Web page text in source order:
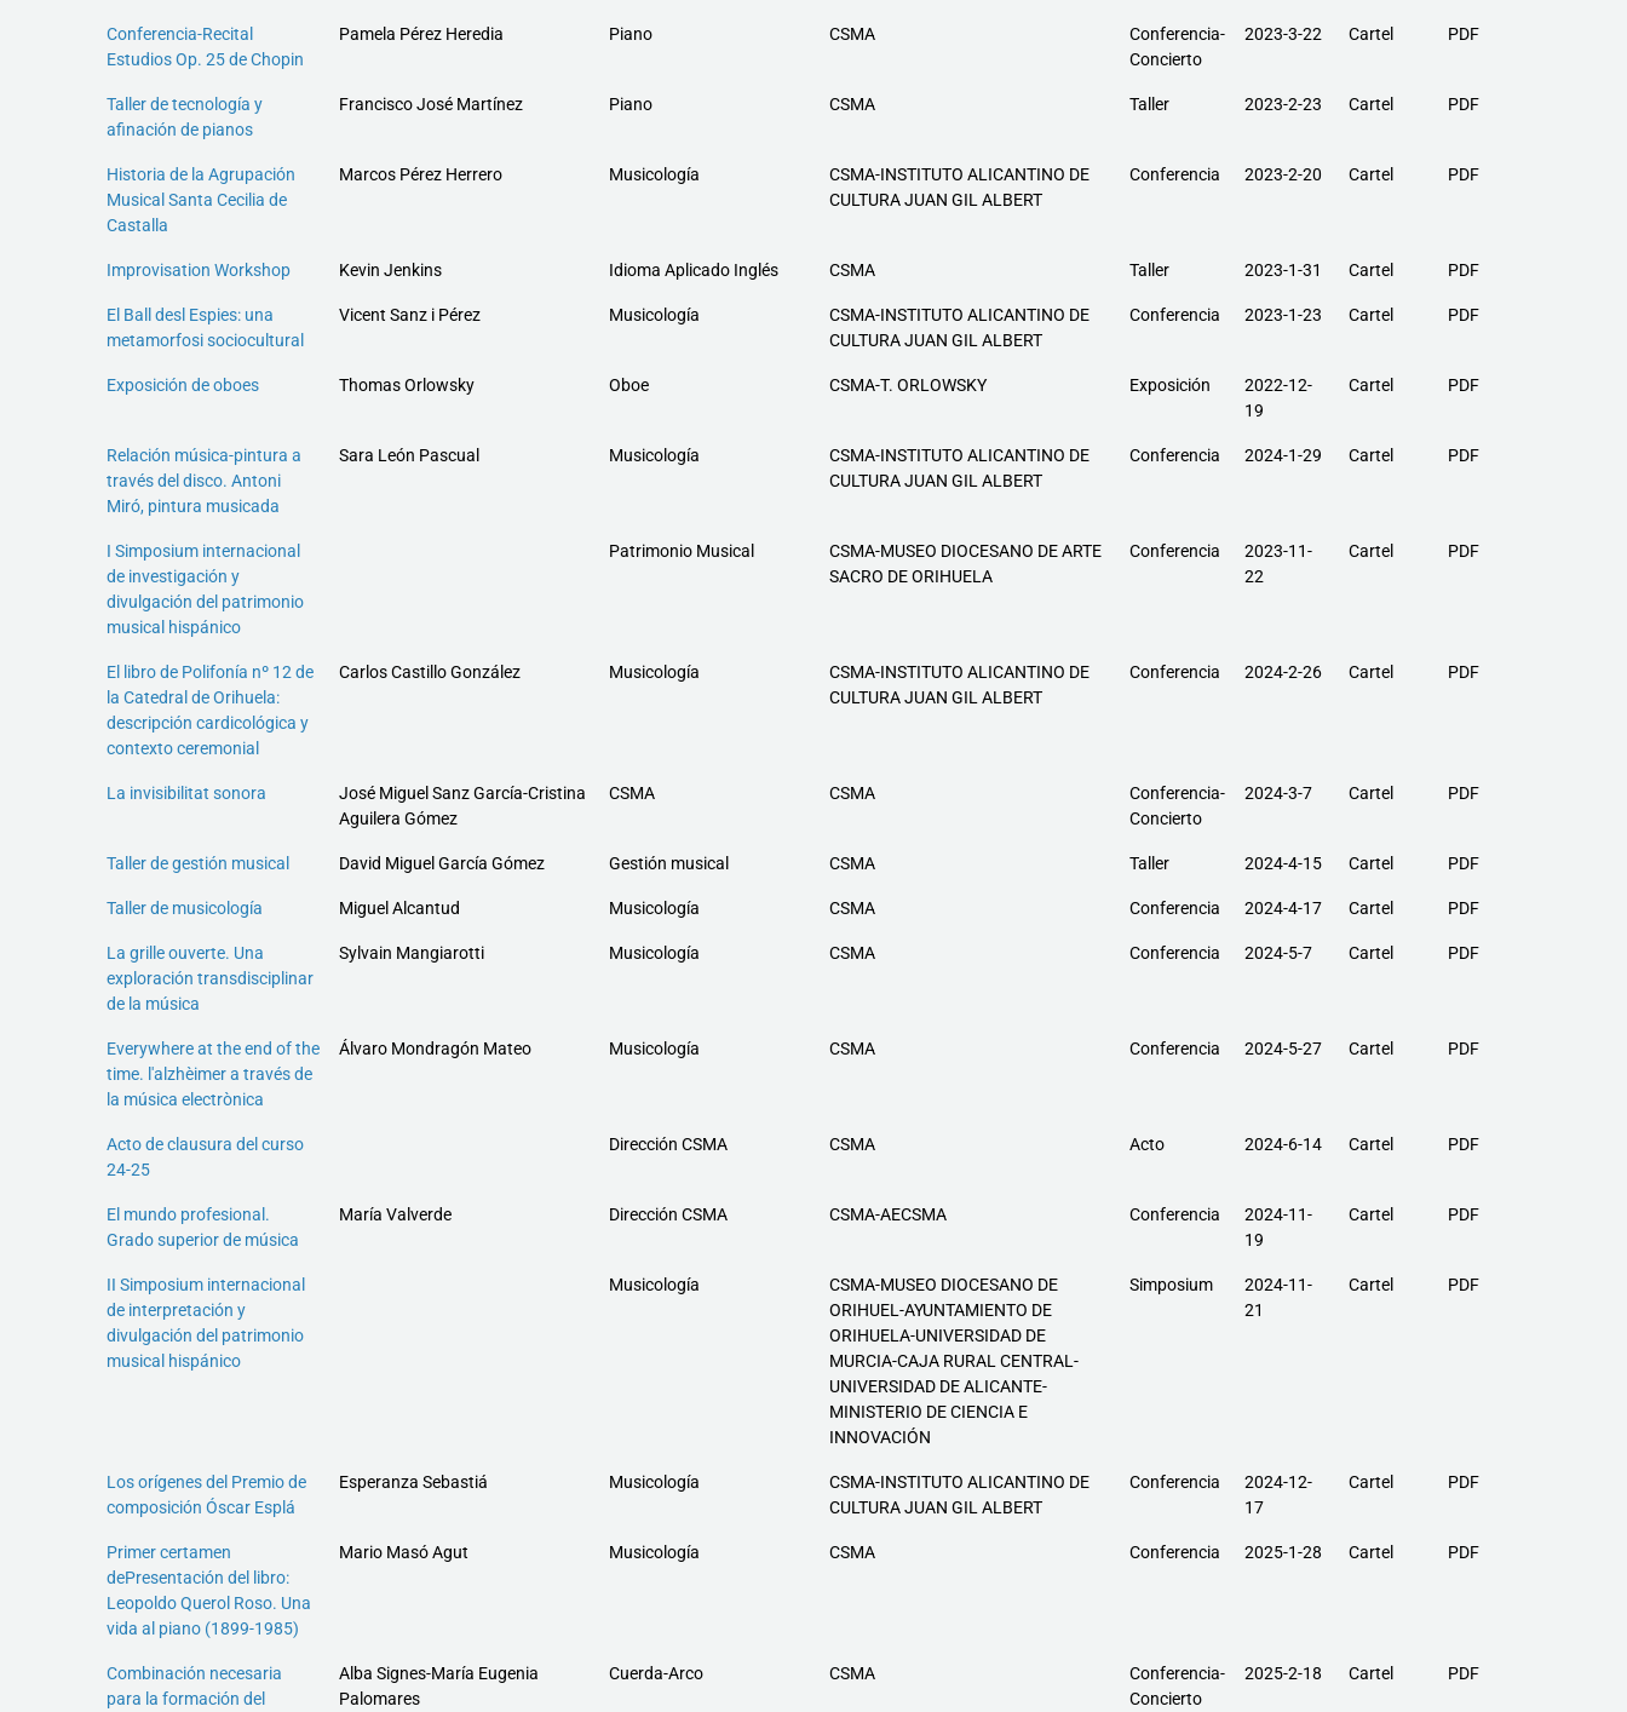
Conferencia-Recital
Estudios Op. 25 de Chopin
Pamela Pérez Heredia Piano CSMA
Conferencia-
Concierto
2023-3-22 Cartel PDF
Taller de tecnología y
afinación de pianos
Francisco José Martínez Piano CSMA Taller 2023-2-23 Cartel PDF
Historia de la Agrupación
Musical Santa Cecilia de
Castalla
Marcos Pérez Herrero Musicología
CSMA-INSTITUTO ALICANTINO DE
CULTURA JUAN GIL ALBERT
Conferencia 2023-2-20 Cartel PDF
Improvisation Workshop Kevin Jenkins Idioma Aplicado Inglés CSMA Taller 2023-1-31 Cartel PDF
El Ball desl Espies: una
metamorfosi sociocultural
Vicent Sanz i Pérez Musicología
CSMA-INSTITUTO ALICANTINO DE
CULTURA JUAN GIL ALBERT
Conferencia 2023-1-23 Cartel PDF
Exposición de oboes Thomas Orlowsky Oboe CSMA-T. ORLOWSKY Exposición
2022-12-
19
Cartel PDF
Relación música-pintura a
través del disco. Antoni
Miró, pintura musicada
Sara León Pascual Musicología
CSMA-INSTITUTO ALICANTINO DE
CULTURA JUAN GIL ALBERT
Conferencia 2024-1-29 Cartel PDF
I Simposium internacional
de investigación y
divulgación del patrimonio
musical hispánico
Patrimonio Musical
CSMA-MUSEO DIOCESANO DE ARTE
SACRO DE ORIHUELA
Conferencia
2023-11-
22
Cartel PDF
El libro de Polifonía nº 12 de
la Catedral de Orihuela:
descripción cardicológica y
contexto ceremonial
Carlos Castillo González Musicología
CSMA-INSTITUTO ALICANTINO DE
CULTURA JUAN GIL ALBERT
Conferencia 2024-2-26 Cartel PDF
La invisibilitat sonora
José Miguel Sanz García-Cristina
Aguilera Gómez
CSMA CSMA
Conferencia-
Concierto
2024-3-7 Cartel PDF
Taller de gestión musical David Miguel García Gómez Gestión musical CSMA Taller 2024-4-15 Cartel PDF
Taller de musicología Miguel Alcantud Musicología CSMA Conferencia 2024-4-17 Cartel PDF
La grille ouverte. Una
exploración transdisciplinar
de la música
Sylvain Mangiarotti Musicología CSMA Conferencia 2024-5-7 Cartel PDF
Everywhere at the end of the
time. l'alzhèimer a través de
la música electrònica
Álvaro Mondragón Mateo Musicología CSMA Conferencia 2024-5-27 Cartel PDF
Acto de clausura del curso
24-25
Dirección CSMA CSMA Acto 2024-6-14 Cartel PDF
El mundo profesional.
Grado superior de música
María Valverde Dirección CSMA CSMA-AECSMA Conferencia
2024-11-
19
Cartel PDF
II Simposium internacional
de interpretación y
divulgación del patrimonio
musical hispánico
Musicología
CSMA-MUSEO DIOCESANO DE
ORIHUEL-AYUNTAMIENTO DE
ORIHUELA-UNIVERSIDAD DE
MURCIA-CAJA RURAL CENTRAL-
UNIVERSIDAD DE ALICANTE-
MINISTERIO DE CIENCIA E
INNOVACIÓN
Simposium
2024-11-
21
Cartel PDF
Los orígenes del Premio de
composición Óscar Esplá
Esperanza Sebastiá Musicología
CSMA-INSTITUTO ALICANTINO DE
CULTURA JUAN GIL ALBERT
Conferencia
2024-12-
17
Cartel PDF
Primer certamen
dePresentación del libro:
Leopoldo Querol Roso. Una
vida al piano (1899-1985)
Mario Masó Agut Musicología CSMA Conferencia 2025-1-28 Cartel PDF
Combinación necesaria
para la formación del
Alba Signes-María Eugenia
Palomares
Cuerda-Arco CSMA
Conferencia-
Concierto
2025-2-18 Cartel PDF